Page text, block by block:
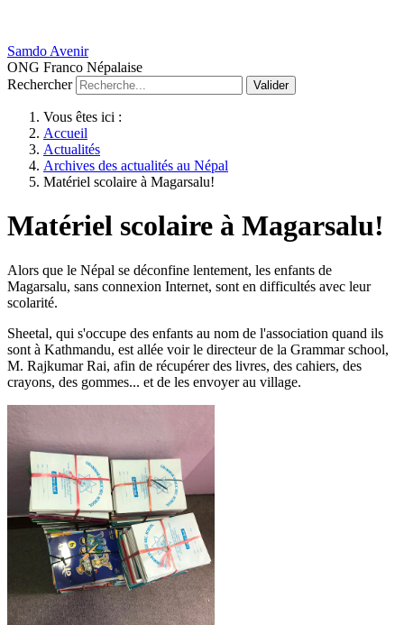
Samdo Avenir
ONG Franco Népalaise
Rechercher
Valider
Vous êtes ici :
Accueil
Actualités
Archives des actualités au Népal
Matériel scolaire à Magarsalu!
Matériel scolaire à Magarsalu!
Alors que le Népal se déconfine lentement, les enfants de
Magarsalu, sans connexion Internet, sont en difficultés avec leur
scolarité.
Sheetal, qui s'occupe des enfants au nom de l'association quand ils
sont à Kathmandu, est allée voir le directeur de la Grammar school,
M. Rajkumar Rai, afin de récupérer des livres, des cahiers, des
crayons, des gommes... et de les envoyer au village.